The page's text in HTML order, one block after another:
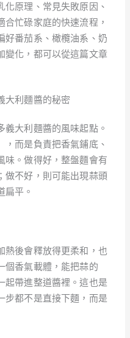
原理、常見失敗原因、
忙碌家庭的快速流程，
好番茄系、橄欖油系、奶
變化，都可以從這篇文章
大利麵醬的秘密
大利麵醬的風味起點。
，而是負責把香氣鋪底、
味。做得好，整盤麵會有
做不好，則可能出現蒜頭
扁平。
熱後會釋放得更柔和，也
個香氣載體，能把蒜的
起帶進整道醬裡。這也是
步都不是直接下麵，而是